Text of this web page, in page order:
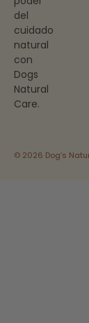
del
cuidado
natural
con
Dogs
Natural
Care.
© 2026 Dog’s